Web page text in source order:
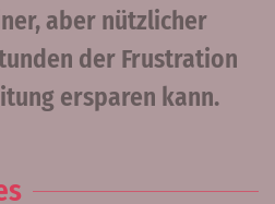
aber nützlicher
der Frustration
ersparen kann.